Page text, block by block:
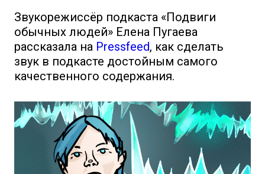
Звукорежиссёр подкаста «Подвиги
обычных людей» Елена Пугаева
рассказала на Pressfeed, как сделать
звук в подкасте достойным самого
качественного содержания.